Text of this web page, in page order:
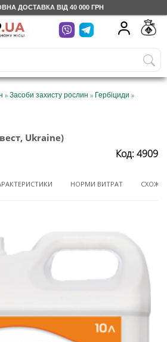
ДОСТАВКА ВІД 40 000 ГРН
UA
грн
Україні
» Засоби захисту рослин » Гербіциди »
Ukraine)
Код: 4909
НОРМИ ВИТРАТ СХОЖІ